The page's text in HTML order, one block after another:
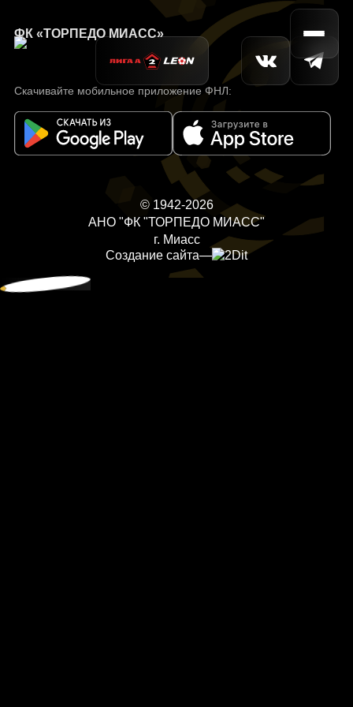
ФК «ТОРПЕДО МИАСС»
Скачивайте мобильное приложение ФНЛ:
© 1942-2026
АНО "ФК "ТОРПЕДО МИАСС"
г. Миасс
Создание сайта—